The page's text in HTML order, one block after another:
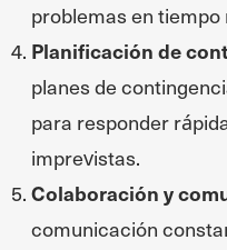
problemas en tiempo
Planificación de
planes de
para responder
imprevistas.
Colaboración y
comunicación